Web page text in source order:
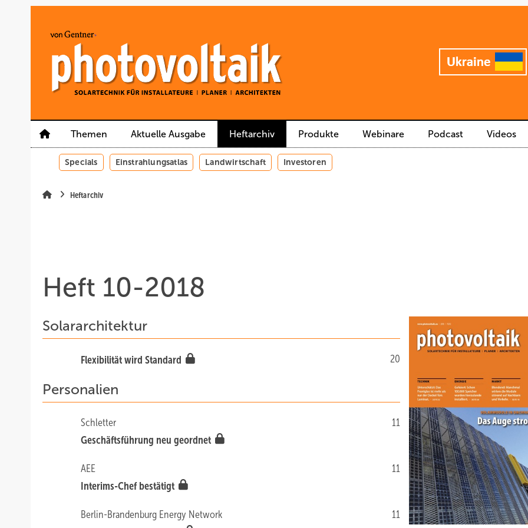
Themen Aktuelle Ausgabe Heftarchiv Produkte Webinare Podcast Videos
Specials Einstrahlungsatlas Landwirtschaft Investoren
Heftarchiv
Heft 10-2018
Solararchitektur
20
Flexibilität wird Standard
Personalien
11
Schletter
Geschäftsführung neu geordnet
11
AEE
Interims-Chef bestätigt
11
Berlin-Brandenburg Energy Network